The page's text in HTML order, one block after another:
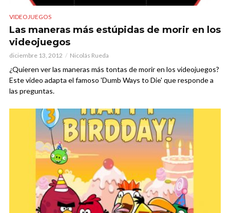
VIDEOJUEGOS
Las maneras más estúpidas de morir en los
videojuegos
diciembre 13, 2012 Nicolás Rueda
¿Quieren ver las maneras más tontas de morir en los videojuegos?
Este video adapta el famoso 'Dumb Ways to Die' que responde a
las preguntas.